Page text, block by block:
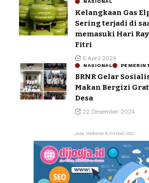
Kelangkaan Gas
Sering terjadi di
memasuki Hari
Fitri
5 April 2024
NASIONAL
BRNR Gelar
Makan Bergizi
Desa
22 Desember 2024
Jasa Website & Artikel SEO